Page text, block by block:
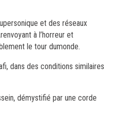
et des réseaux
à l’horreur et
le tour dumonde.
dans des conditions similaires
démystifié par une corde